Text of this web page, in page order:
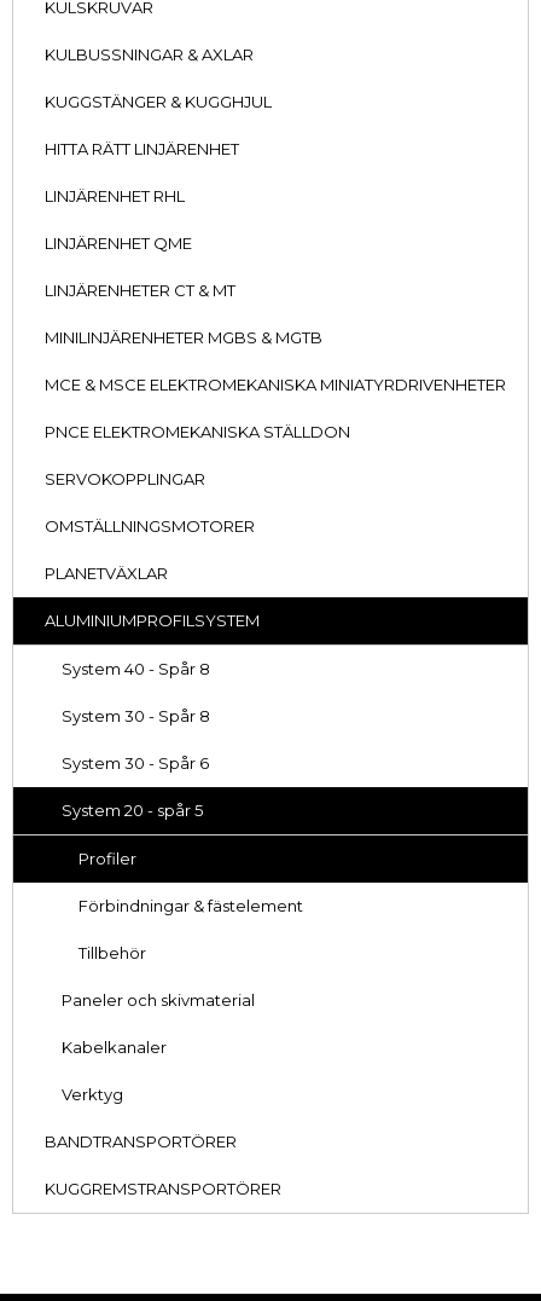
KULSKRUVAR
KULBUSSNINGAR & AXLAR
KUGGSTÄNGER & KUGGHJUL
HITTA RÄTT LINJÄRENHET
LINJÄRENHET RHL
LINJÄRENHET QME
LINJÄRENHETER CT & MT
MINILINJÄRENHETER MGBS & MGTB
MCE & MSCE ELEKTROMEKANISKA MINIATYRDRIVENHETER
PNCE ELEKTROMEKANISKA STÄLLDON
SERVOKOPPLINGAR
OMSTÄLLNINGSMOTORER
PLANETVÄXLAR
ALUMINIUMPROFILSYSTEM
System 40 - Spår 8
System 30 - Spår 8
System 30 - Spår 6
System 20 - spår 5
Profiler
Förbindningar & fästelement
Tillbehör
Paneler och skivmaterial
Kabelkanaler
Verktyg
BANDTRANSPORTÖRER
KUGGREMSTRANSPORTÖRER